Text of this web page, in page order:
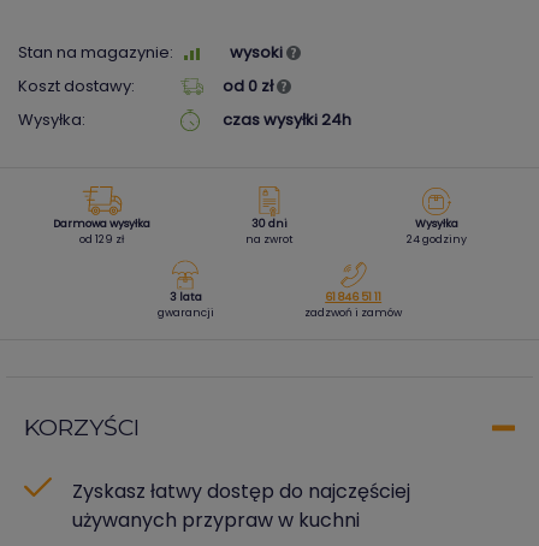
Stan na magazynie:
wysoki
Koszt dostawy:
od 0 zł
Wysyłka:
czas wysyłki 24h
Darmowa wysyłka
od 129 zł
30 dni
na zwrot
Wysyłka
24 godziny
3 lata
gwarancji
61 846 51 11
zadzwoń i zamów
KORZYŚCI
Zyskasz łatwy dostęp do najczęściej
używanych przypraw w kuchni